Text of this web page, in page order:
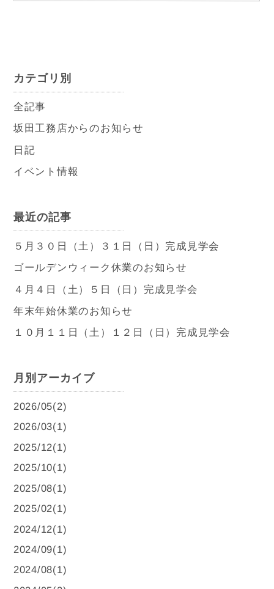
カテゴリ別
全記事
坂田工務店からのお知らせ
日記
イベント情報
最近の記事
５月３０日（土）３１日（日）完成見学会
ゴールデンウィーク休業のお知らせ
４月４日（土）５日（日）完成見学会
年末年始休業のお知らせ
１０月１１日（土）１２日（日）完成見学会
月別アーカイブ
2026/05(2)
2026/03(1)
2025/12(1)
2025/10(1)
2025/08(1)
2025/02(1)
2024/12(1)
2024/09(1)
2024/08(1)